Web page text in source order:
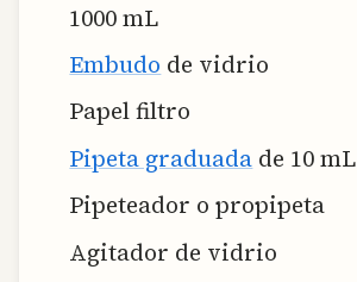
1000 mL
Embudo de vidrio
Papel filtro
Pipeta graduada de 10 mL
Pipeteador o propipeta
Agitador de vidrio